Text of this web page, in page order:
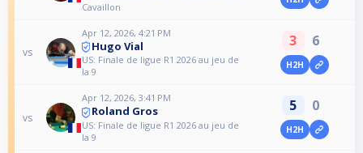
Cavaillon
vs
Apr 12, 2026, 4:21 PM
Hugo Vial
US: Finale de ligue R1 2026 au jeu de
la 9
3 6
H2H
vs
Apr 12, 2026, 3:41 PM
Roland Gros
US: Finale de ligue R1 2026 au jeu de
la 9
5 0
H2H